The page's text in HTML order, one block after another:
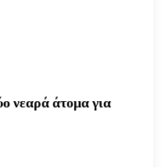
νεαρά άτομα για